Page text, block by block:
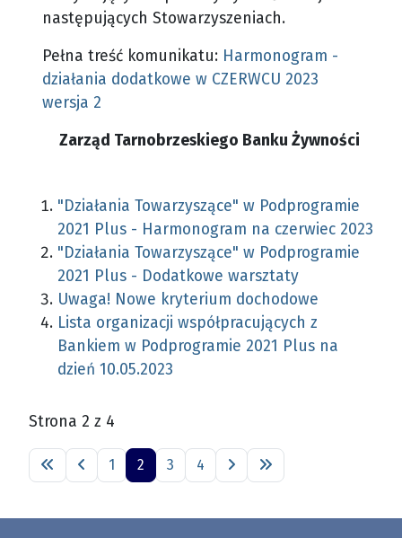
następujących Stowarzyszeniach.
Pełna treść komunikatu: Harmonogram -
działania dodatkowe w CZERWCU 2023
wersja 2
Zarząd Tarnobrzeskiego Banku Żywności
"Działania Towarzyszące" w Podprogramie
2021 Plus - Harmonogram na czerwiec 2023
"Działania Towarzyszące" w Podprogramie
2021 Plus - Dodatkowe warsztaty
Uwaga! Nowe kryterium dochodowe
Lista organizacji współpracujących z
Bankiem w Podprogramie 2021 Plus na
dzień 10.05.2023
Strona 2 z 4
1 2 3 4